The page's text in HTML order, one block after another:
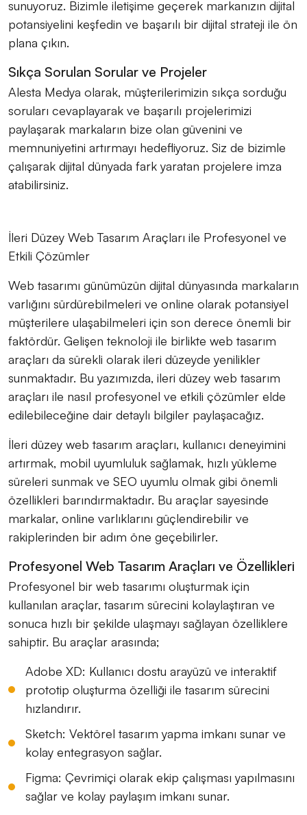
sunuyoruz. Bizimle iletişime geçerek markanızın dijital
potansiyelini keşfedin ve başarılı bir dijital strateji ile ön
plana çıkın.
Sıkça Sorulan Sorular ve Projeler
Alesta Medya olarak, müşterilerimizin sıkça sorduğu
soruları cevaplayarak ve başarılı projelerimizi
paylaşarak markaların bize olan güvenini ve
memnuniyetini artırmayı hedefliyoruz. Siz de bizimle
çalışarak dijital dünyada fark yaratan projelere imza
atabilirsiniz.
İleri Düzey Web Tasarım Araçları ile Profesyonel ve
Etkili Çözümler
Web tasarımı günümüzün dijital dünyasında markaların
varlığını sürdürebilmeleri ve online olarak potansiyel
müşterilere ulaşabilmeleri için son derece önemli bir
faktördür. Gelişen teknoloji ile birlikte web tasarım
araçları da sürekli olarak ileri düzeyde yenilikler
sunmaktadır. Bu yazımızda, ileri düzey web tasarım
araçları ile nasıl profesyonel ve etkili çözümler elde
edilebileceğine dair detaylı bilgiler paylaşacağız.
İleri düzey web tasarım araçları, kullanıcı deneyimini
artırmak, mobil uyumluluk sağlamak, hızlı yükleme
süreleri sunmak ve SEO uyumlu olmak gibi önemli
özellikleri barındırmaktadır. Bu araçlar sayesinde
markalar, online varlıklarını güçlendirebilir ve
rakiplerinden bir adım öne geçebilirler.
Profesyonel Web Tasarım Araçları ve Özellikleri
Profesyonel bir web tasarımı oluşturmak için
kullanılan araçlar, tasarım sürecini kolaylaştıran ve
sonuca hızlı bir şekilde ulaşmayı sağlayan özelliklere
sahiptir. Bu araçlar arasında;
Adobe XD: Kullanıcı dostu arayüzü ve interaktif
prototip oluşturma özelliği ile tasarım sürecini
hızlandırır.
Sketch: Vektörel tasarım yapma imkanı sunar ve
kolay entegrasyon sağlar.
Figma: Çevrimiçi olarak ekip çalışması yapılmasını
sağlar ve kolay paylaşım imkanı sunar.